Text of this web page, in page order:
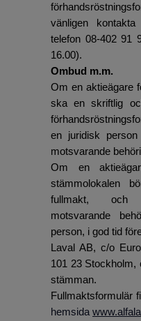
vänligen
telefon 08-402 91
16.00).
Ombud m.m.
Om en aktieägare
ska en skriftlig
en juridisk
motsvarande
Om en
stämmolokalen
fullmakt, och
motsvarande
person, i god tid
Laval AB, c/o
101 23
stämman.
Fullmaktsformulär
hemsida